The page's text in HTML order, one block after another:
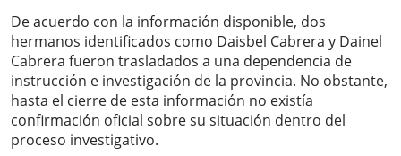
De acuerdo con la información disponible, dos
hermanos identificados como Daisbel Cabrera y Dainel
Cabrera fueron trasladados a una dependencia de
instrucción e investigación de la provincia. No obstante,
hasta el cierre de esta información no existía
confirmación oficial sobre su situación dentro del
proceso investigativo.